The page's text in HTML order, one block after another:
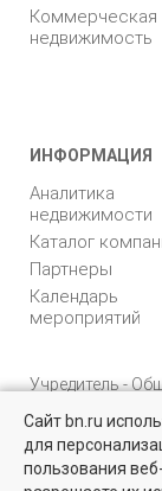
Найти
Выбирайте среди
Коммерческая
недвижимость
ИНФОРМАЦИЯ
Аналитика
недвижимости
Каталог
Партнеры
Календарь
мероприятий
Учредитель -
"Управляющая
компания
недвижимости"
Сайт bn.ru
для
пользования